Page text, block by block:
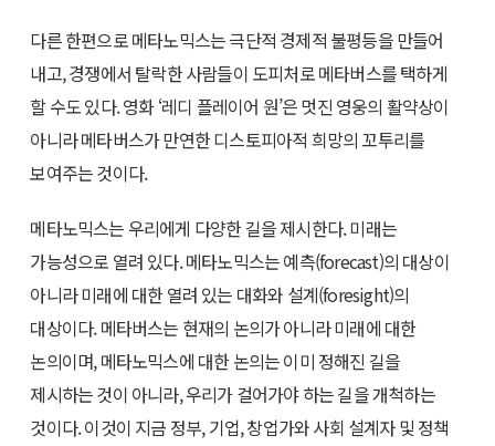
다른 한편으로 메타노믹스는 극단적 경제적 불평등을 만들어
내고, 경쟁에서 탈락한 사람들이 도피처로 메타버스를 택하게
할 수도 있다. 영화 ‘레디 플레이어 원’은 멋진 영웅의 활약상이
아니라 메타버스가 만연한 디스토피아적 희망의 꼬투리를
보여주는 것이다.
메타노믹스는 우리에게 다양한 길을 제시한다. 미래는
가능성으로 열려 있다. 메타노믹스는 예측(forecast)의 대상이
아니라 미래에 대한 열려 있는 대화와 설계(foresight)의
대상이다. 메타버스는 현재의 논의가 아니라 미래에 대한
논의이며, 메타노믹스에 대한 논의는 이미 정해진 길을
제시하는 것이 아니라, 우리가 걸어가야 하는 길을 개척하는
것이다. 이것이 지금 정부, 기업, 창업가와 사회 설계자 및 정책